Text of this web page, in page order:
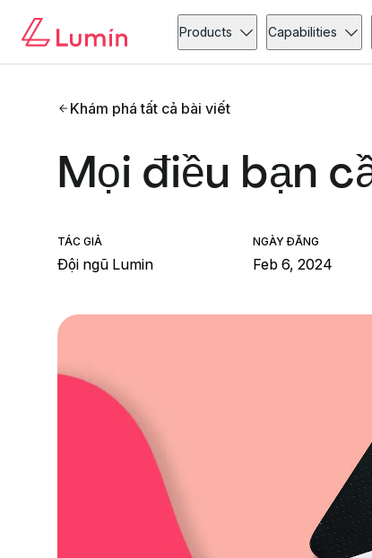
Products Capabilities
Khám phá tất cả bài viết
Mọi điều bạn
TÁC GIẢ
Đội ngũ Lumin
NGÀY ĐĂNG
Feb 6, 2024